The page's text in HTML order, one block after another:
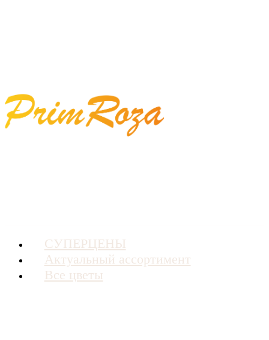
СУПЕРЦЕНЫ
Актуальный ассортимент
Все цветы